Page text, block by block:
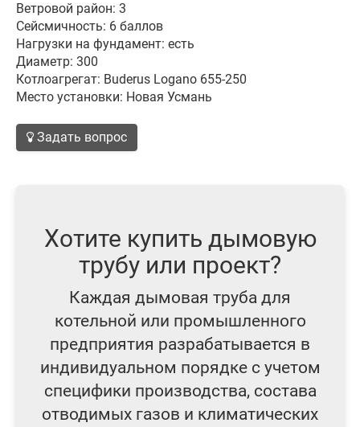
Ветровой район: 3
Сейсмичность: 6 баллов
Нагрузки на фундамент: есть
Диаметр: 300
Котлоагрегат: Buderus Logano 655-250
Место установки: Новая Усмань
Задать вопрос
Хотите купить дымовую
трубу или проект?
Каждая дымовая труба для
котельной или промышленного
предприятия разрабатывается в
индивидуальном порядке с учетом
специфики производства, состава
отводимых газов и климатических